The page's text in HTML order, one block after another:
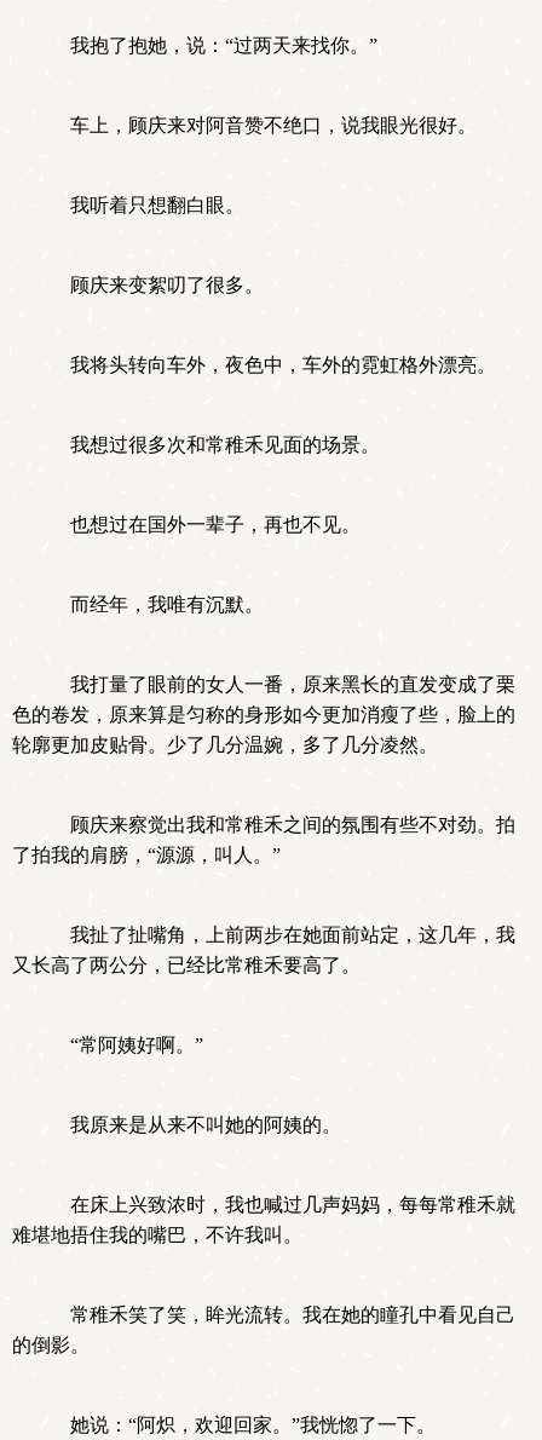
我抱了抱她，说：“过两天来找你。”
车上，顾庆来对阿音赞不绝口，说我眼光很好。
我听着只想翻白眼。
顾庆来变絮叨了很多。
我将头转向车外，夜色中，车外的霓虹格外漂亮。
我想过很多次和常稚禾见面的场景。
也想过在国外一辈子，再也不见。
而经年，我唯有沉默。
我打量了眼前的女人一番，原来黑长的直发变成了栗
色的卷发，原来算是匀称的身形如今更加消瘦了些，脸上的
轮廓更加皮贴骨。少了几分温婉，多了几分凌然。
顾庆来察觉出我和常稚禾之间的氛围有些不对劲。拍
了拍我的肩膀，“源源，叫人。”
我扯了扯嘴角，上前两步在她面前站定，这几年，我
又长高了两公分，已经比常稚禾要高了。
“常阿姨好啊。”
我原来是从来不叫她的阿姨的。
在床上兴致浓时，我也喊过几声妈妈，每每常稚禾就
难堪地捂住我的嘴巴，不许我叫。
常稚禾笑了笑，眸光流转。我在她的瞳孔中看见自己
的倒影。
她说：“阿炽，欢迎回家。”我恍惚了一下。